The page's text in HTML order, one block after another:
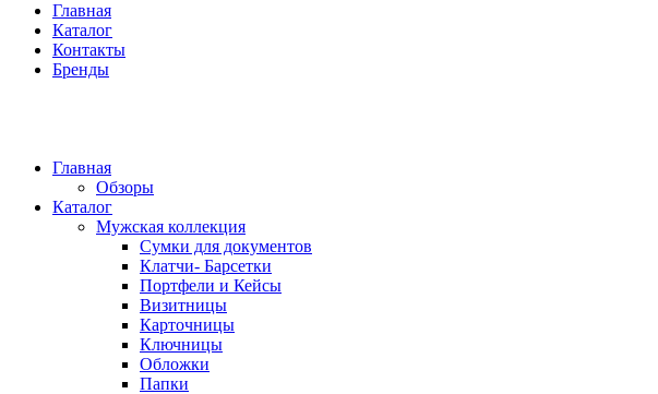
Главная
Каталог
Контакты
Бренды
Главная
Обзоры
Каталог
Мужская коллекция
Сумки для документов
Клатчи- Барсетки
Портфели и Кейсы
Визитницы
Карточницы
Ключницы
Обложки
Папки